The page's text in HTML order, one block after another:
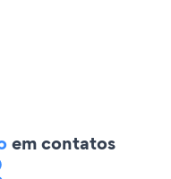
em contatos